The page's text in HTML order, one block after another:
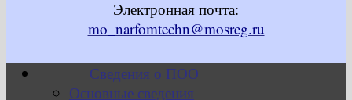
Электронная почта:
mo_narfomtechn@mosreg.ru
Сведения о ПОО
Основные сведения